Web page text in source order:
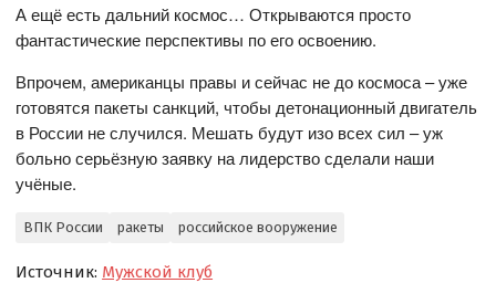
А ещё есть дальний космос… Открываются просто
фантастические перспективы по его освоению.
Впрочем, американцы правы и сейчас не до космоса – уже
готовятся пакеты санкций, чтобы детонационный двигатель
в России не случился. Мешать будут изо всех сил – уж
больно серьёзную заявку на лидерство сделали наши
учёные.
ВПК России ракеты российское вооружение
Источник: Мужской клуб